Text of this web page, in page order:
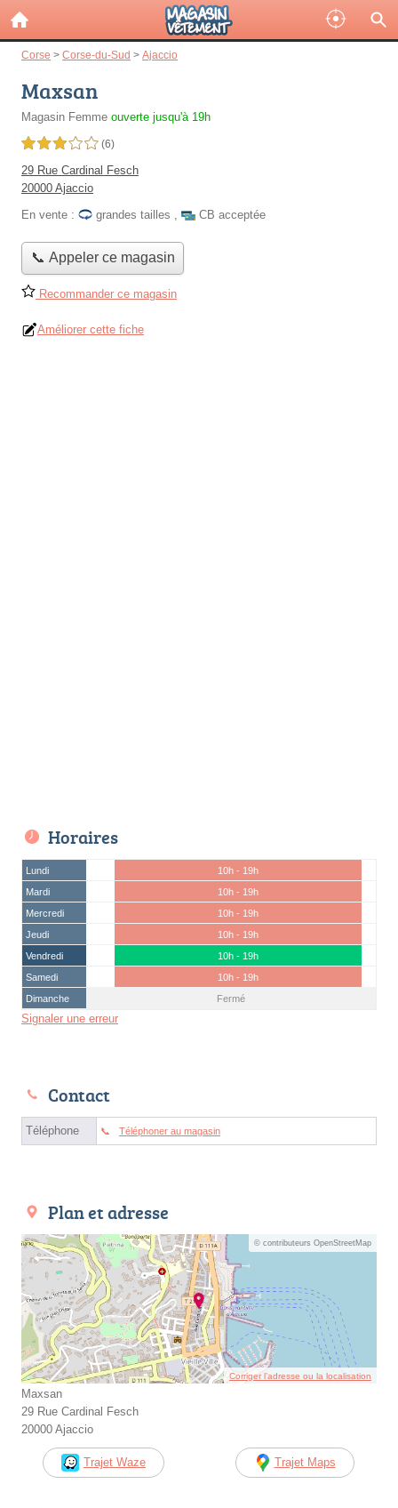
Corse > Corse-du-Sud > Ajaccio
Maxsan
Magasin Femme ouverte jusqu'à 19h
3,0 étoiles sur 5 (6)
29 Rue Cardinal Fesch
20000 Ajaccio
En vente :
grandes tailles , CB acceptée
📞 Appeler ce magasin
Recommander ce magasin
Améliorer cette fiche
Horaires
Lundi
10h - 19h
Mardi
10h - 19h
Mercredi
10h - 19h
Jeudi
10h - 19h
Vendredi
10h - 19h
Samedi
10h - 19h
Dimanche
Fermé
Signaler une erreur
Contact
Téléphone Téléphoner au magasin
Plan et adresse
© contributeurs OpenStreetMap
Corriger l’adresse ou la localisation
Maxsan
29 Rue Cardinal Fesch
20000 Ajaccio
Trajet Waze Trajet Maps